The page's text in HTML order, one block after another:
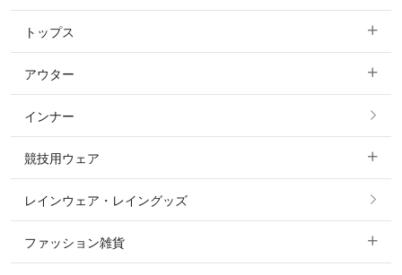
すべてのキュロット
フルグリップ・尻革 キュロット
ニーグリップ・膝革 キュロット
トップス
すべてのトップス
ポロシャツ
カットソー・Tシャツ・タンクトップ
アウター
すべてのアウター
コート
ジャケット・ブルゾン
インナー
競技用ウェア
すべての競技用ウェア
ショージャケット
レインウェア・レイングッズ
ファッション雑貨